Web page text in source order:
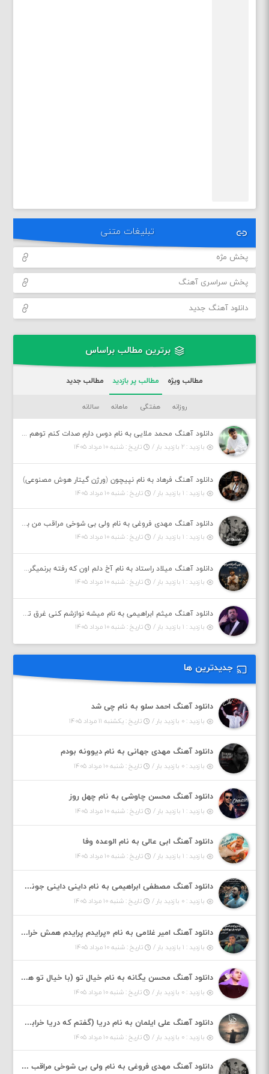
تبلیغات متنی
پخش مژه
پخش سراسری آهنگ
دانلود آهنگ جدید
برترین مطالب براساس
مطالب ویژه مطالب پر بازدید مطالب جدید
روزانه هفتگی ماهانه سالانه
دانلود آهنگ محمد ملایی به نام دوس دارم صدات کنم توهم بگی جونم نیمه پنهونم
بازدید : ۲ بازدید بار /
تاریخ : شنبه ۱۰ مرداد ۱۴۰۵
دانلود آهنگ فرهاد به نام نپیچون (ورژن گیتار هوش مصنوعی)
بازدید : ۱ بازدید بار /
تاریخ : شنبه ۱۰ مرداد ۱۴۰۵
دانلود آهنگ مهدی فروغی به نام ولی بی شوخی مراقب من باش
بازدید : ۱ بازدید بار /
تاریخ : شنبه ۱۰ مرداد ۱۴۰۵
دانلود آهنگ میلاد راستاد به نام آخ دلم اون که رفته برنمیگرده اون که رفته خیلی نامرده
بازدید : ۱ بازدید بار /
تاریخ : شنبه ۱۰ مرداد ۱۴۰۵
دانلود آهنگ میثم ابراهیمی به نام میشه نوازشم کنی غرق تو شم
بازدید : ۱ بازدید بار /
تاریخ : شنبه ۱۰ مرداد ۱۴۰۵
جدیدترین ها
دانلود آهنگ احمد سلو به نام چی شد
بازدید : ۰ بازدید بار / تاریخ : یکشنبه ۱۱ مرداد ۱۴۰۵
دانلود آهنگ مهدی جهانی به نام دیوونه بودم
بازدید : ۰ بازدید بار / تاریخ : شنبه ۱۰ مرداد ۱۴۰۵
دانلود آهنگ محسن چاوشی به نام چهل روز
بازدید : ۱ بازدید بار / تاریخ : شنبه ۱۰ مرداد ۱۴۰۵
دانلود آهنگ ابی عالی به نام الوعده وفا
بازدید : ۱ بازدید بار / تاریخ : شنبه ۱۰ مرداد ۱۴۰۵
دانلود آهنگ مصطفی ابراهیمی به نام داینی داینی جونم قربون پنج تیر پرونم
بازدید : ۰ بازدید بار / تاریخ : شنبه ۱۰ مرداد ۱۴۰۵
دانلود آهنگ امیر غلامی به نام «پرایدم پرایدم همش خرابه یار نیو کنارم دیگه پولی نداروم (ریمیکس اینستاگرام)»
بازدید : ۱ بازدید بار / تاریخ : شنبه ۱۰ مرداد ۱۴۰۵
دانلود آهنگ محسن یگانه به نام خیال تو (با خیال تو هنوزم مثل هر روز و همیشه ریمیکس)
بازدید : ۰ بازدید بار / تاریخ : شنبه ۱۰ مرداد ۱۴۰۵
دانلود آهنگ علی ایلمان به نام دریا (گفتم که دریا خرابه نمه بارونه لب شط و نبین)
بازدید : ۰ بازدید بار / تاریخ : شنبه ۱۰ مرداد ۱۴۰۵
دانلود آهنگ مهدی فروغی به نام ولی بی شوخی مراقب من باش